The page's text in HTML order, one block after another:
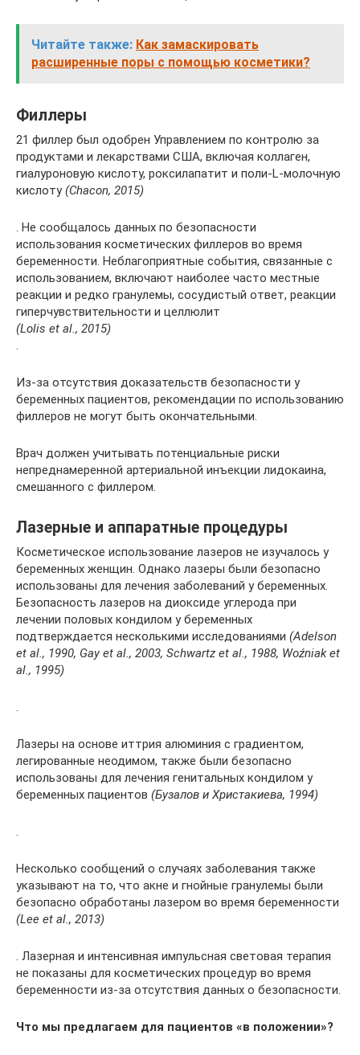
Читайте также: Как замаскировать
расширенные поры с помощью косметики?
Филлеры
21 филлер был одобрен Управлением по контролю за
продуктами и лекарствами США, включая коллаген,
гиалуроновую кислоту, роксилапатит и поли-L-молочную
кислоту(Chacon, 2015)
. Не сообщалось данных по безопасности
использования косметических филлеров во время
беременности. Неблагоприятные события, связанные с
использованием, включают наиболее часто местные
реакции и редко гранулемы, сосудистый ответ, реакции
гиперчувствительности и целлюлит
(Lolis et al., 2015)
.
Из-за отсутствия доказательств безопасности у
беременных пациентов, рекомендации по использованию
филлеров не могут быть окончательными.
Врач должен учитывать потенциальные риски
непреднамеренной артериальной инъекции лидокаина,
смешанного с филлером.
Лазерные и аппаратные процедуры
Косметическое использование лазеров не изучалось у
беременных женщин. Однако лазеры были безопасно
использованы для лечения заболеваний у беременных.
Безопасность лазеров на диоксиде углерода при
лечении половых кондилом у беременных
подтверждается несколькими исследованиями (Adelson
et al., 1990, Gay et al., 2003, Schwartz et al., 1988, Woźniak et
al., 1995)
.
Лазеры на основе иттрия алюминия с градиентом,
легированные неодимом, также были безопасно
использованы для лечения генитальных кондилом у
беременных пациентов (Бузалов и Христакиева, 1994)
.
Несколько сообщений о случаях заболевания также
указывают на то, что акне и гнойные гранулемы были
безопасно обработаны лазером во время беременности
(Lee et al., 2013)
. Лазерная и интенсивная импульсная световая терапия
не показаны для косметических процедур во время
беременности из-за отсутствия данных о безопасности.
Что мы предлагаем для пациентов «в положении»?